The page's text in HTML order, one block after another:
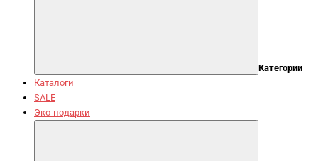
Категории
Каталоги
SALE
Эко-подарки